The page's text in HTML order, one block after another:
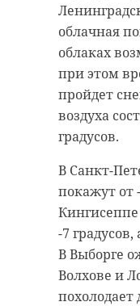
облачная
облаках
при этом
пройдет
воздуха
градусов.
В Санкт-
покажут от
-7 градусов,
В Выборге
Волхове и
похолодает
Студенты
стали
проектов,
«Хроники
Арслан
в
искусство».
Конкурс
полного
от
Десять
нарушения
Через
из стран
Африки
Финляндию